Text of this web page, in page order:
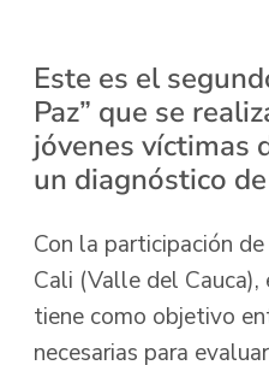
Este es el
Paz” que se
jóvenes víctimas
un diagnóstico
Con la participación
Cali (Valle del Cauca),
tiene como objetivo
necesarias para